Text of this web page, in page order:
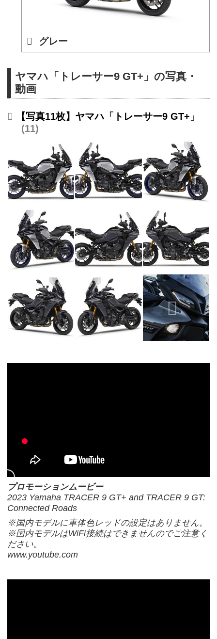
グレー
ヤマハ「トレーサー9 GT+」の写真・
動画
【写真11枚】ヤマハ「トレーサー9 GT+」
11
プロモーションムービー
2023 Yamaha TRACER 9 GT+ and TRACER 9 GT:
Connected Roads
※国内モデルに車体色レッドの設定はありません。
※国内モデルはWiFi接続はできませんのでご注意く
ださい。
www.youtube.com